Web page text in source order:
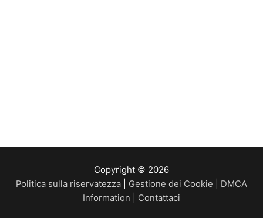
Copyright © 2026
Politica sulla riservatezza
Gestione dei Cookie
DMCA
Information
Contattaci